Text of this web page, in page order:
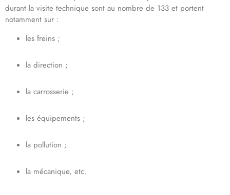
durant la visite technique sont au nombre de 133 et portent
notamment sur :
les freins ;
la direction ;
la carrosserie ;
les équipements ;
la pollution ;
la mécanique, etc.